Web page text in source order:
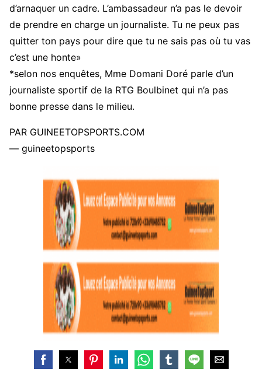
d’arnaquer un cadre. L’ambassadeur n’a pas le devoir
de prendre en charge un journaliste. Tu ne peux pas
quitter ton pays pour dire que tu ne sais pas où tu vas
c’est une honte»
*selon nos enquêtes, Mme Domani Doré parle d’un
journaliste sportif de la RTG Boulbinet qui n’a pas
bonne presse dans le milieu.
PAR GUINEETOPSPORTS.COM
— guineetopsports